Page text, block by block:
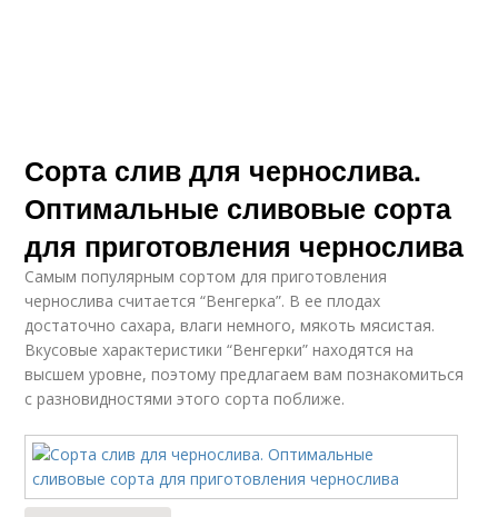
Сорта слив для чернослива.
Оптимальные сливовые сорта
для приготовления чернослива
Самым популярным сортом для приготовления
чернослива считается “Венгерка”. В ее плодах
достаточно сахара, влаги немного, мякоть мясистая.
Вкусовые характеристики “Венгерки” находятся на
высшем уровне, поэтому предлагаем вам познакомиться
с разновидностями этого сорта поближе.